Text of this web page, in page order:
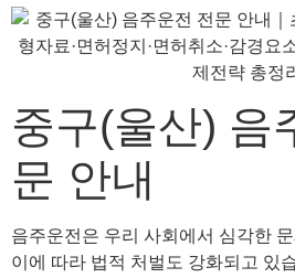
중구(울산) 음
문 안내
음주운전은 우리 사회에서 심각한
이에 따라 법적 처벌도 강화되고 있